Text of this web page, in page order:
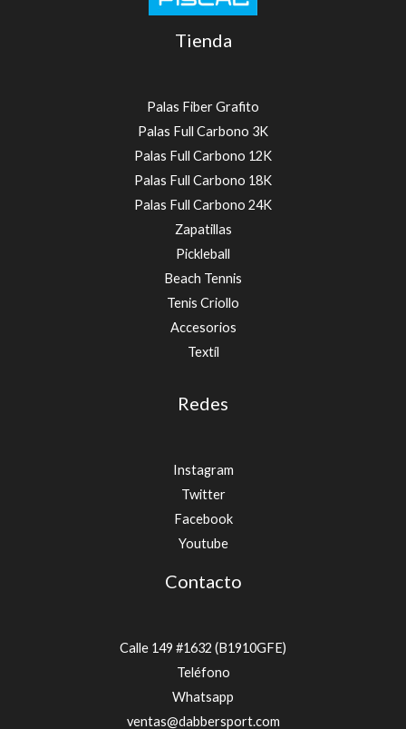
Tienda
Palas Fiber Grafito
Palas Full Carbono 3K
Palas Full Carbono 12K
Palas Full Carbono 18K
Palas Full Carbono 24K
Zapatillas
Pickleball
Beach Tennis
Tenis Criollo
Accesorios
Textíl
Redes
Instagram
Twitter
Facebook
Youtube
Contacto
Calle 149 #1632 (B1910GFE)
Teléfono
Whatsapp
ventas@dabbersport.com